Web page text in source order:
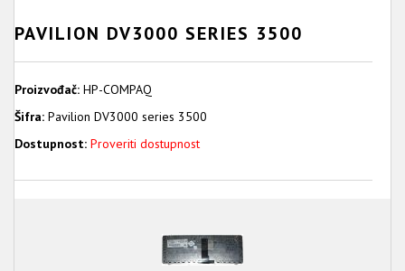
PAVILION DV3000 SERIES 3500
Proizvođač: HP-COMPAQ
Šifra: Pavilion DV3000 series 3500
Dostupnost: Proveriti dostupnost